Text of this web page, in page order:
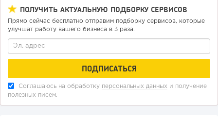
ПОЛУЧИТЬ АКТУАЛЬНУЮ ПОДБОРКУ СЕРВИСОВ
Прямо сейчас бесплатно отправим подборку сервисов, которые
улучшат работу вашего бизнеса в 3 раза.
Соглашаюсь на обработку персональных данных и получение
полезных писем.